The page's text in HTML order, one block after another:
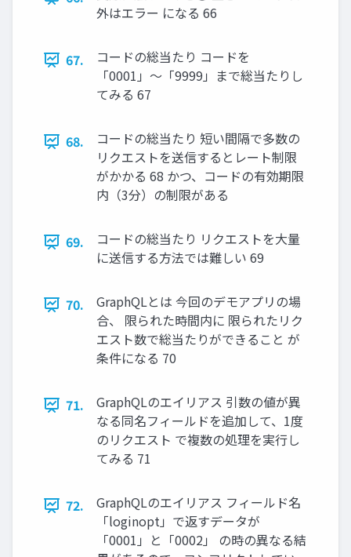
外はエラー になる 66
67.
コードの総当たり コードを
「0001」〜「9999」まで総当たりし
てみる 67
68.
コードの総当たり 短い間隔で多数の
リクエストを送信するとレート制限
がかかる 68 かつ、コードの有効期限
内（3分）の制限がある
69.
コードの総当たり リクエストを⼤量
に送信する⽅法では難しい 69
70.
GraphQLとは 今回のデモアプリの場
合、 限られた時間内に 限られたリク
エスト数で総当たりができること が
条件になる 70
71.
GraphQLのエイリアス 引数の値が異
なる同名フィールドを追加して、1度
のリクエスト で複数の処理を実⾏し
てみる 71
72.
GraphQLのエイリアス フィールド名
「loginopt」で返すデータが
「0001」と「0002」 の時の異なる結